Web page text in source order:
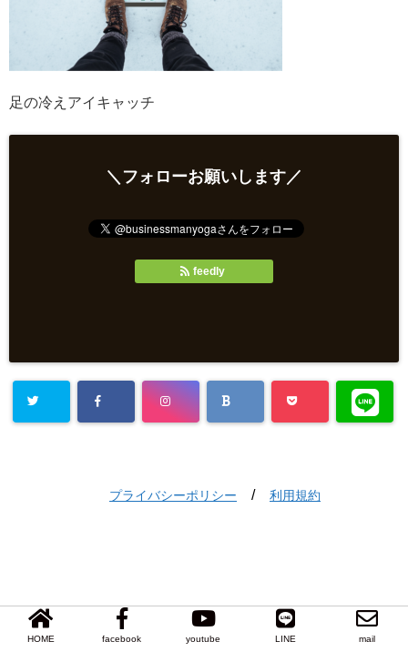
足の冷えアイキャッチ
＼フォローお願いします／
feedly
プライバシーポリシー / 利用規約
HOME facebook youtube LINE mail
おかげさま